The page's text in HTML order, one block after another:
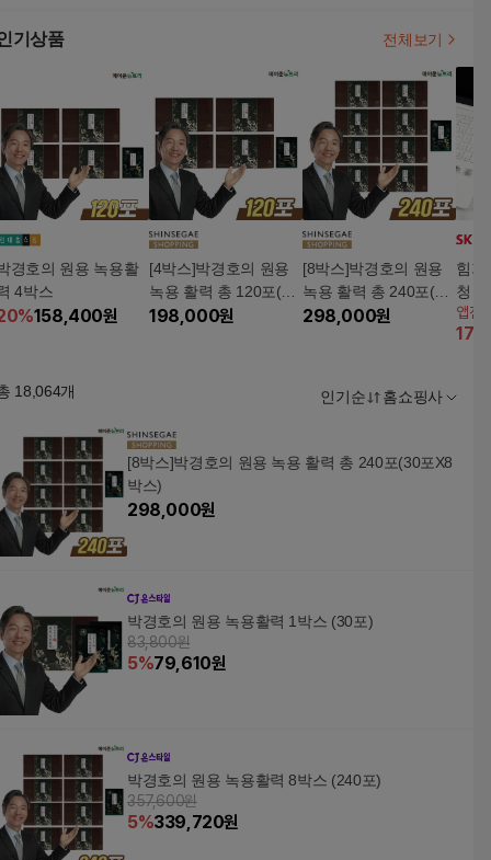
기상품 전체보기
경호의 원용 녹용활
4박스
%158,400원
[4박스]박경호의 원용
녹용 활력 총 120포(30
포X4박스)
198,000원
[8박스]박경호의 원용
녹용 활력 총 240포(30
포X8박스)
298,000원
힘가
청
앱전
17
18,064개 인기순 홈쇼핑사
[8박스]박경호의 원용 녹용 활력 총 240포(30포X8
박스)
298,000원
박경호의 원용 녹용활력 1박스 (30포)
83,800원
5%79,610원
박경호의 원용 녹용활력 8박스 (240포)
357,600원
5%339,720원